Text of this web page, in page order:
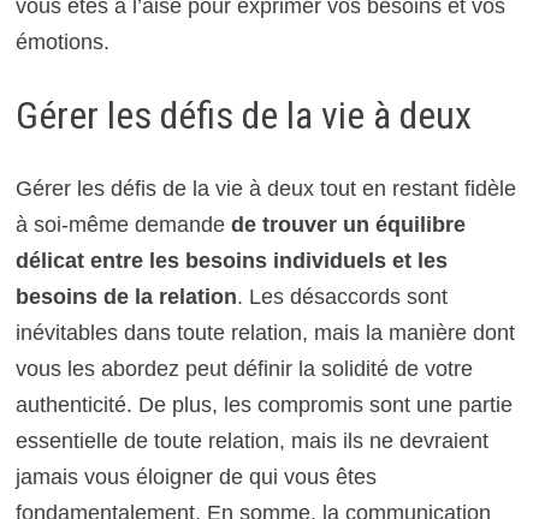
vous êtes à l’aise pour exprimer vos besoins et vos
émotions.
Gérer les défis de la vie à deux
Gérer les défis de la vie à deux tout en restant fidèle
à soi-même demande de trouver un équilibre
délicat entre les besoins individuels et les
besoins de la relation. Les désaccords sont
inévitables dans toute relation, mais la manière dont
vous les abordez peut définir la solidité de votre
authenticité. De plus, les compromis sont une partie
essentielle de toute relation, mais ils ne devraient
jamais vous éloigner de qui vous êtes
fondamentalement. En somme, la communication